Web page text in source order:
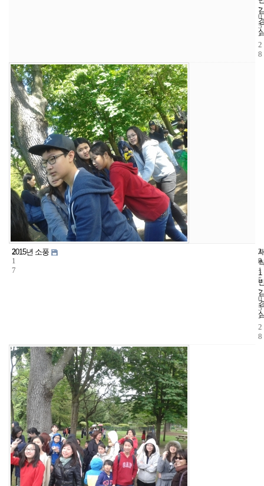
-
0
5
-
2
8
2
1
7
2015년 소풍
1
3
3
2
0
1
5
-
0
5
-
2
8